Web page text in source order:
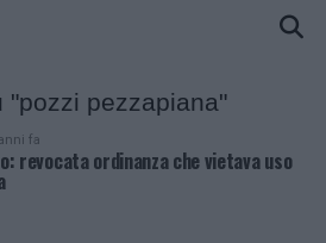
"pozzi pezzapiana"
fa
revocata ordinanza che vietava uso